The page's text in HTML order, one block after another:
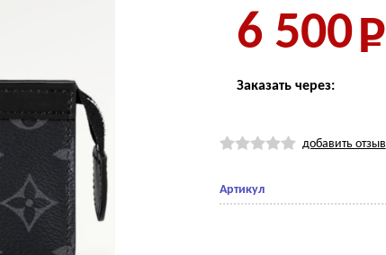
6 500
Заказать через:
добавить отзыв
Артикул